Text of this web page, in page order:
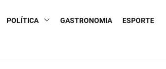
POLÍTICA GASTRONOMIA ESPORTE